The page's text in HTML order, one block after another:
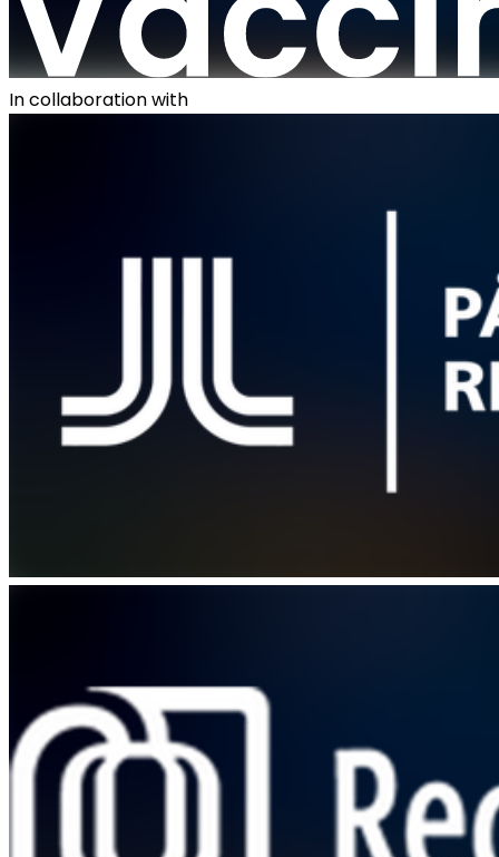
In collaboration with